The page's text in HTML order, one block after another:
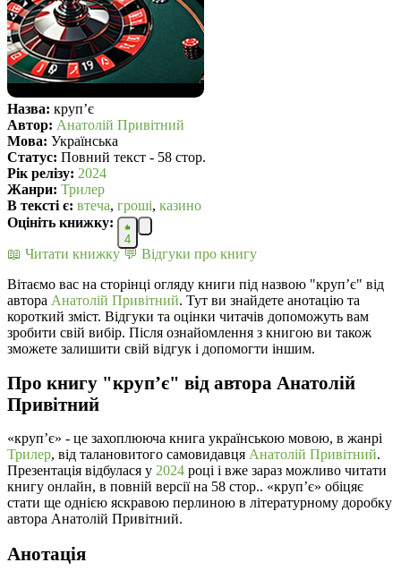
Назва: крупʼє
Автор: Анатолій Привітний
Мова: Українська
Статус: Повний текст - 58 стор.
Рік релізу: 2024
Жанри: Трилер
В текcті є: втеча, гроші, казино
Оцініть книжку:
4
📖 Читати книжку 💬 Відгуки про книгу
Вітаємо вас на сторінці огляду книги під назвою "крупʼє" від
автора Анатолій Привітний. Тут ви знайдете анотацію та
короткий зміст. Відгуки та оцінки читачів допоможуть вам
зробити свій вибір. Після ознайомлення з книгою ви також
зможете залишити свій відгук і допомогти іншим.
Про книгу "крупʼє" від автора Анатолій
Привітний
«крупʼє» - це захоплююча книга українською мовою, в жанрі
Трилер, від талановитого самовидавця Анатолій Привітний.
Презентація відбулася у 2024 році і вже зараз можливо читати
книгу онлайн, в повній версії на 58 стор.. «крупʼє» обіцяє
стати ще однією яскравою перлиною в літературному доробку
автора Анатолій Привітний.
Анотація